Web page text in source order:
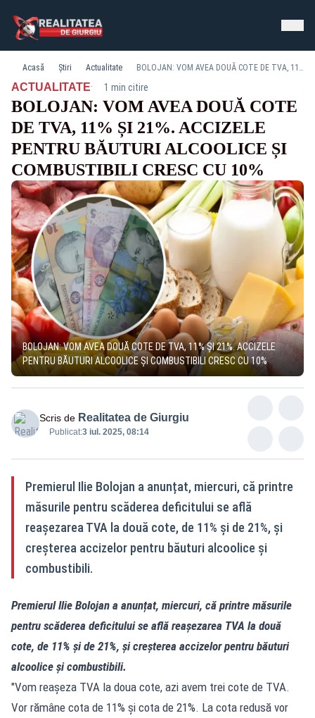
Acasă Știri Actualitate BOLOJAN: VOM AVEA DOUĂ COTE DE TVA, 11% ȘI 21%. ACCIZELE PENTRU BĂUTURI ALCOOLICE ȘI COMBUSTIBILI CRESC CU 10%
ACTUALITATE· 1 min citire
BOLOJAN: VOM AVEA DOUĂ COTE
DE TVA, 11% ȘI 21%. ACCIZELE
PENTRU BĂUTURI ALCOOLICE ȘI
COMBUSTIBILI CRESC CU 10%
BOLOJAN: VOM AVEA DOUĂ COTE DE TVA, 11% ȘI 21%. ACCIZELE
PENTRU BĂUTURI ALCOOLICE ȘI COMBUSTIBILI CRESC CU 10%
Scris de Realitatea de Giurgiu
Publicat:3 iul. 2025, 08:14
Premierul Ilie Bolojan a anunțat, miercuri, că printre
măsurile pentru scăderea deficitului se află
reașezarea TVA la două cote, de 11% și de 21%, și
creșterea accizelor pentru băuturi alcoolice și
combustibili.
Premierul Ilie Bolojan a anunțat, miercuri, că printre măsurile
pentru scăderea deficitului se află reașezarea TVA la două
cote, de 11% și de 21%, și creșterea accizelor pentru băuturi
alcoolice și combustibili.
"Vom reașeza TVA la doua cote, azi avem trei cote de TVA.
Vor rămâne cota de 11% și cota de 21%. La cota redusă vor